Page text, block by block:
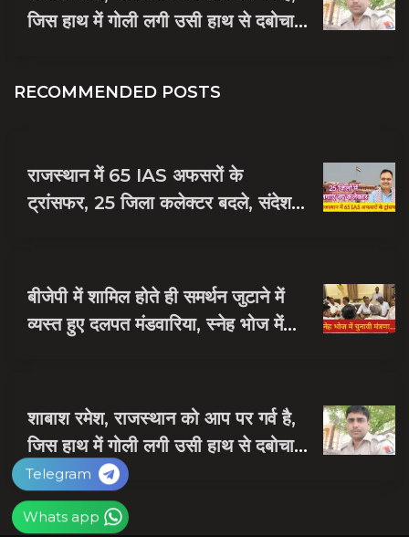
जिस हाथ में गोली लगी उसी हाथ से दबोचा
RECOMMENDED POSTS
राजस्थान में 65 IAS अफसरों के
ट्रांसफर, 25 जिला कलेक्टर बदले, संदेश
बीजेपी में शामिल होते ही समर्थन जुटाने में
व्यस्त हुए दलपत मंडवारिया, स्नेह भोज में
शाबाश रमेश, राजस्थान को आप पर गर्व है,
जिस हाथ में गोली लगी उसी हाथ से दबोचा
बदमाश को
Telegram
Whats app